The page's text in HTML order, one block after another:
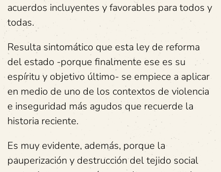
acuerdos incluyentes y favorables para todos y
todas.
Resulta sintomático que esta ley de reforma
del estado -porque finalmente ese es su
espíritu y objetivo último- se empiece a aplicar
en medio de uno de los contextos de violencia
e inseguridad más agudos que recuerde la
historia reciente.
Es muy evidente, además, porque la
pauperización y destrucción del tejido social